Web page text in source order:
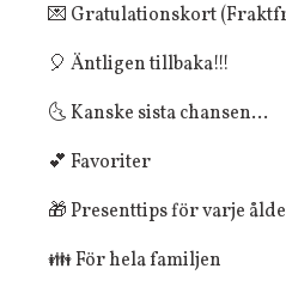
💌 Gratulationskort
🎈 Äntligen tillbaka!!!
🌜 Kanske sista chansen...
💕 Favoriter
🎁 Presenttips för varje
👪 För hela familjen